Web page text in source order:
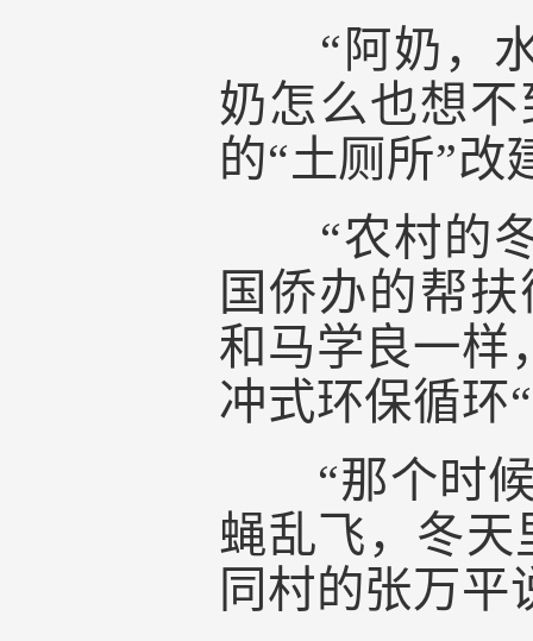
“阿奶，水
奶怎么也想
的“土厕所”改
“农村的冬
国侨办的帮
和马学良一样
冲式环保循环
“那个时候
蝇乱飞，冬天
同村的张万